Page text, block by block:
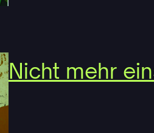
Nicht mehr